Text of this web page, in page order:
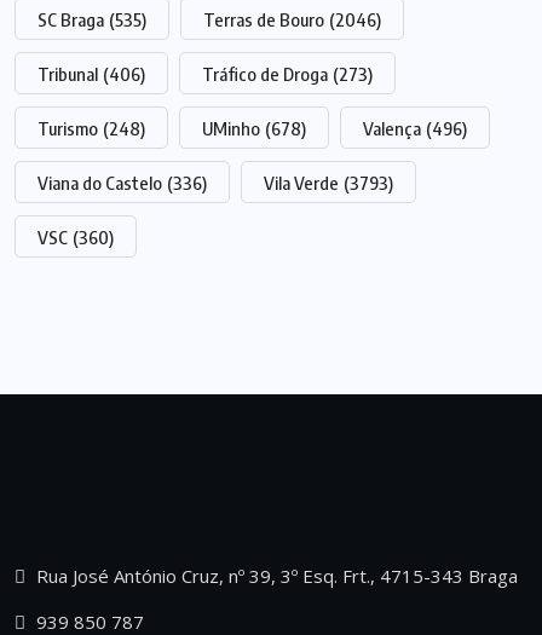
SC Braga (535) Terras de Bouro (2046)
Tribunal (406) Tráfico de Droga (273)
Turismo (248) UMinho (678) Valença (496)
Viana do Castelo (336) Vila Verde (3793)
VSC (360)
Rua José António Cruz, nº 39, 3º Esq. Frt., 4715-343 Braga
939 850 787